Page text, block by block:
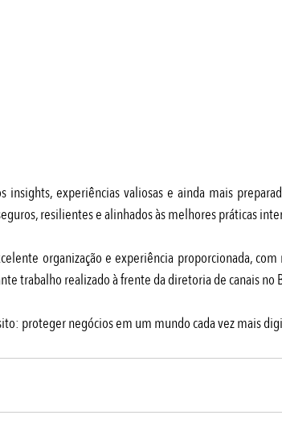
insights, experiências valiosas e ainda mais
resilientes e alinhados às melhores práticas
organização e experiência proporcionada,
trabalho realizado à frente da diretoria de canais no
proteger negócios em um mundo cada vez mais